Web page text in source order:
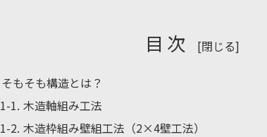
目次 [閉じる]
そもそも構造とは？
1-1 木造軸組み工法
1-2 木造枠組み壁組工法（2×4壁工法）